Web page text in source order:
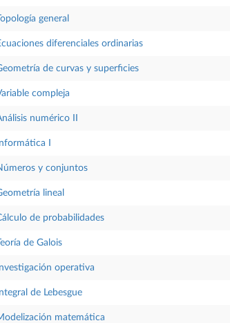
Topología general
diferenciales ordinarias
de curvas y superficies
compleja
numérico II
Informática I
y conjuntos
lineal
de probabilidades
Teoría de Galois
Investigación operativa
Integral de Lebesgue
matemática